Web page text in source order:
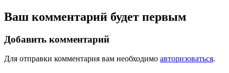
Ваш комментарий будет первым
Добавить комментарий
Для отправки комментария вам необходимо авторизоваться.